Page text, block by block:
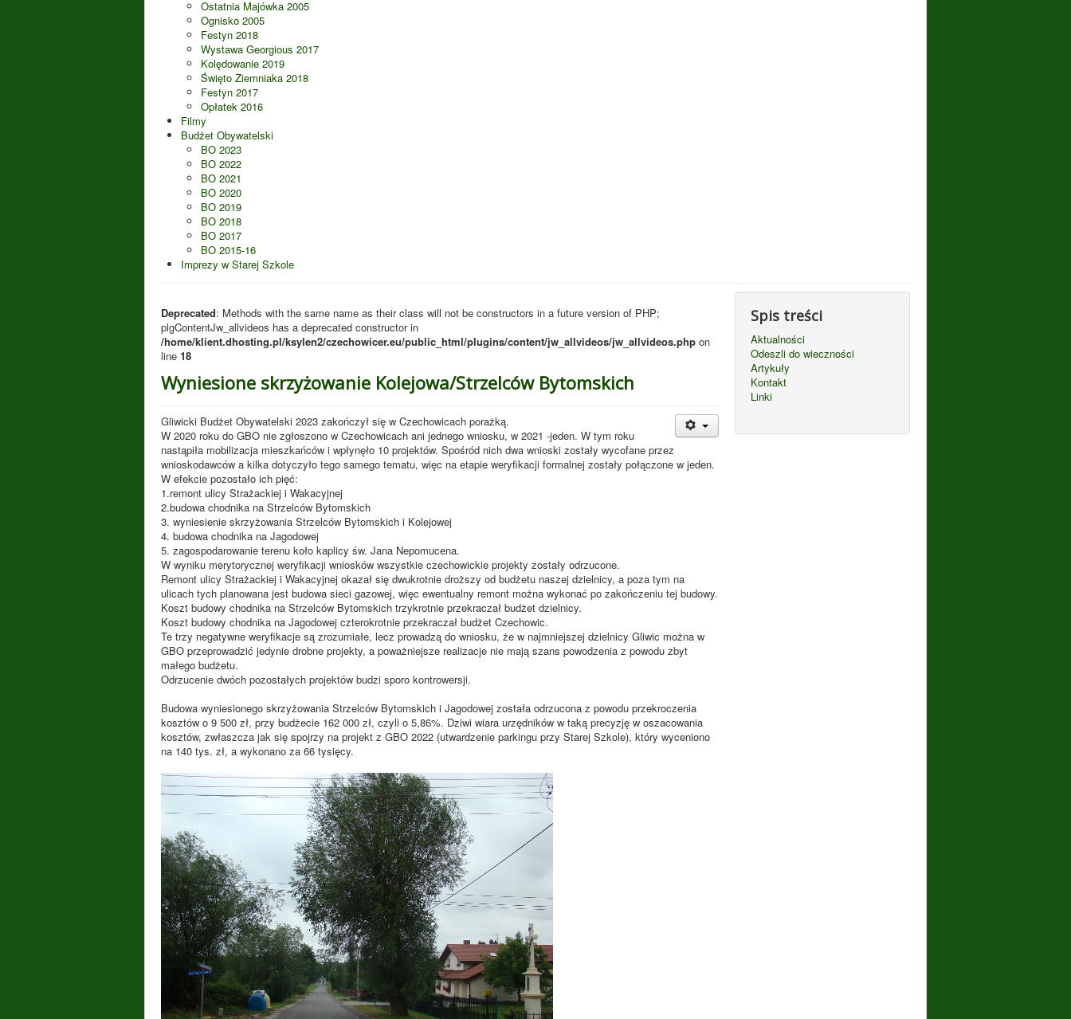
Ostatnia Majówka 2005
Ognisko 2005
Festyn 2018
Wystawa Georgious 2017
Kolędowanie 2019
Święto Ziemniaka 2018
Festyn 2017
Opłatek 2016
Filmy
Budżet Obywatelski
BO 2023
BO 2022
BO 2021
BO 2020
BO 2019
BO 2018
BO 2017
BO 2015-16
Imprezy w Starej Szkole
Deprecated: Methods with the same name as their class will not be constructors in a future version of PHP;
plgContentJw_allvideos has a deprecated constructor in
/home/klient.dhosting.pl/ksylen2/czechowicer.eu/public_html/plugins/content/jw_allvideos/jw_allvideos.php on
line 18
Wyniesione skrzyżowanie Kolejowa/Strzelców Bytomskich
Gliwicki Budżet Obywatelski 2023 zakończył się w Czechowicach porażką.
W 2020 roku do GBO nie zgłoszono w Czechowicach ani jednego wniosku, w 2021 -jeden. W tym roku
nastąpiła mobilizacja mieszkańców i wpłynęło 10 projektów. Spośród nich dwa wnioski zostały wycofane przez
wnioskodawców a kilka dotyczyło tego samego tematu, więc na etapie weryfikacji formalnej zostały połączone w jeden.
W efekcie pozostało ich pięć:
1.remont ulicy Strażackiej i Wakacyjnej
2.budowa chodnika na Strzelców Bytomskich
3. wyniesienie skrzyżowania Strzelców Bytomskich i Kolejowej
4. budowa chodnika na Jagodowej
5. zagospodarowanie terenu koło kaplicy św. Jana Nepomucena.
W wyniku merytorycznej weryfikacji wniosków wszystkie czechowickie projekty zostały odrzucone.
Remont ulicy Strażackiej i Wakacyjnej okazał się dwukrotnie droższy od budżetu naszej dzielnicy, a poza tym na
ulicach tych planowana jest budowa sieci gazowej, więc ewentualny remont można wykonać po zakończeniu tej budowy.
Koszt budowy chodnika na Strzelców Bytomskich trzykrotnie przekraczał budżet dzielnicy.
Koszt budowy chodnika na Jagodowej czterokrotnie przekraczał budżet Czechowic.
Te trzy negatywne weryfikacje są zrozumiałe, lecz prowadzą do wniosku, że w najmniejszej dzielnicy Gliwic można w
GBO przeprowadzić jedynie drobne projekty, a poważniejsze realizacje nie mają szans powodzenia z powodu zbyt
małego budżetu.
Odrzucenie dwóch pozostałych projektów budzi sporo kontrowersji.
Budowa wyniesionego skrzyżowania Strzelców Bytomskich i Jagodowej została odrzucona z powodu przekroczenia
kosztów o 9 500 zł, przy budżecie 162 000 zł, czyli o 5,86%. Dziwi wiara urzędników w taką precyzję w oszacowania
kosztów, zwłaszcza jak się spojrzy na projekt z GBO 2022 (utwardzenie parkingu przy Starej Szkole), który wyceniono
na 140 tys. zł, a wykonano za 66 tysięcy.
Spis treści
Aktualności
Odeszli do wieczności
Artykuły
Kontakt
Linki